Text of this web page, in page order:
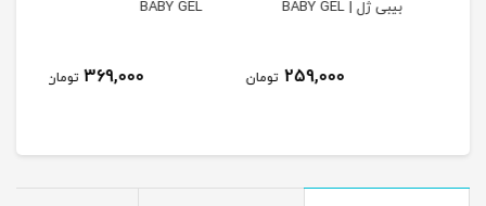
بیبی ژل | BABY GEL
259,000 تومان
BABY GEL
369,000 تومان